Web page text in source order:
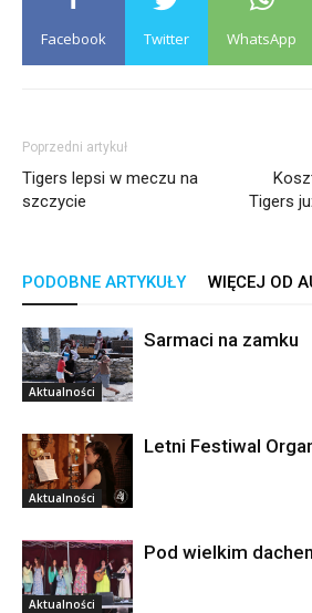
Facebook Twitter WhatsApp
Poprzedni artykuł
Tigers lepsi w meczu na
szczycie
Tigers
PODOBNE ARTYKUŁY WIĘCEJ OD
Aktualności
Sarmaci na zamku
Aktualności
Letni Festiwal
Aktualności
Pod wielkim